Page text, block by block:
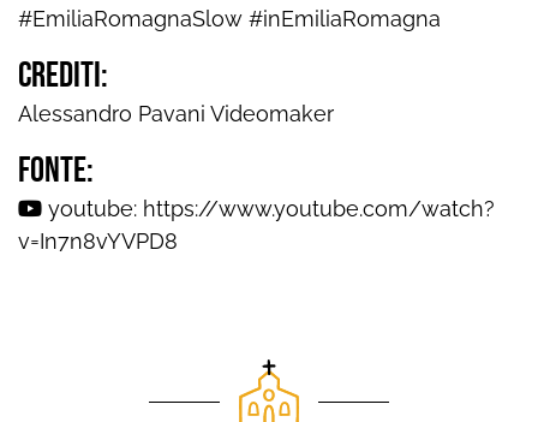
#EmiliaRomagnaSlow #inEmiliaRomagna
Crediti:
Alessandro Pavani Videomaker
Fonte:
youtube: https://www.youtube.com/watch?
v=In7n8vYVPD8